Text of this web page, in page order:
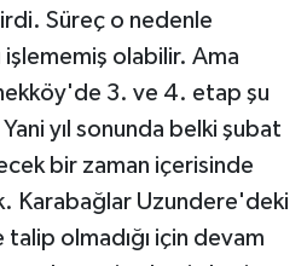
Süreç o nedenle
işlememiş olabilir. Ama
3. ve 4. etap şu
Yani yıl sonunda belki şubat
bir zaman içerisinde
Karabağlar Uzundere'deki
olmadığı için devam